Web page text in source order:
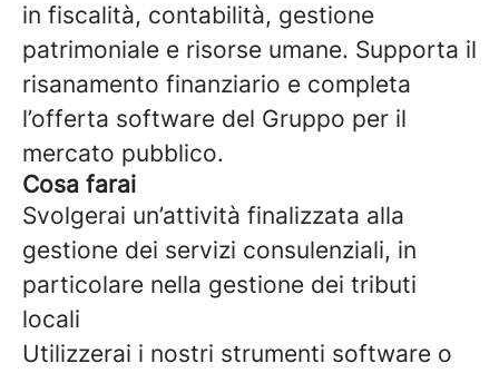
in fiscalità, contabilità, gestione
patrimoniale e risorse umane. Supporta il
risanamento finanziario e completa
l’offerta software del Gruppo per il
mercato pubblico.
Cosa farai
Svolgerai un’attività finalizzata alla
gestione dei servizi consulenziali, in
particolare nella gestione dei tributi
locali
Utilizzerai i nostri strumenti software o